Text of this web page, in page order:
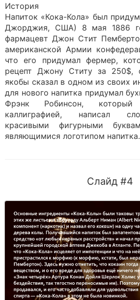
История
Напиток «Кока-Кола» был
Джорджия, США) 8 мая 1886
фармацевт Джон Стит
американской Армии
что его придумал фермер,
рецепт Джону Ститу за
якобы сказал в одном из своих
для нового напитка придумал
Фрэнк Робинсон,
каллиграфией, написал
красивыми фигурными
являющимися логотипом напитка.
Слайд #4